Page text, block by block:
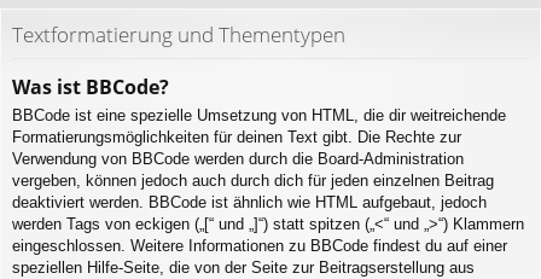
Textformatierung und Thementypen
Was ist BBCode?
BBCode ist eine spezielle Umsetzung von HTML, die dir weitreichende
Formatierungsmöglichkeiten für deinen Text gibt. Die Rechte zur
Verwendung von BBCode werden durch die Board-Administration
vergeben, können jedoch auch durch dich für jeden einzelnen Beitrag
deaktiviert werden. BBCode ist ähnlich wie HTML aufgebaut, jedoch
werden Tags von eckigen („[“ und „]“) statt spitzen („<“ und „>“) Klammern
eingeschlossen. Weitere Informationen zu BBCode findest du auf einer
speziellen Hilfe-Seite, die von der Seite zur Beitragserstellung aus